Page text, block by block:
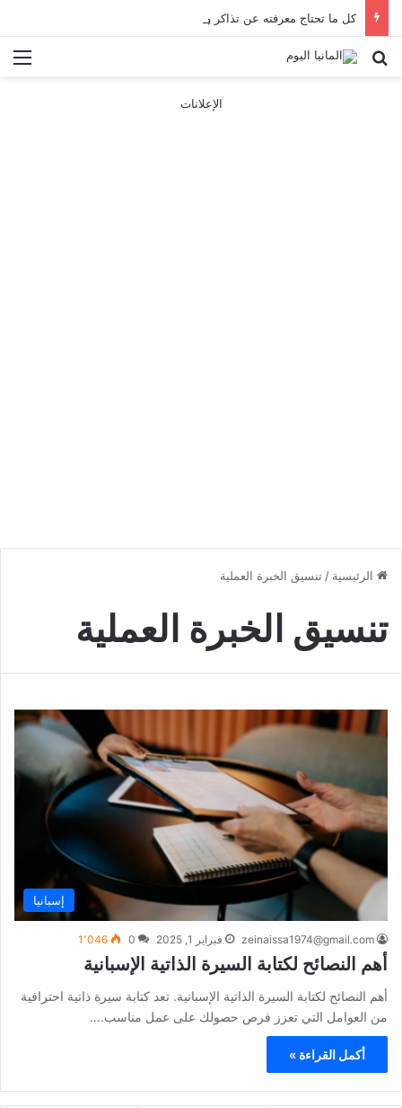
كل ما تحتاج معرفته عن تذاكر ووسائل النقل في باريس 2025
بحث عن
الإعلانات
الرئيسية / تنسيق الخبرة العملية
تنسيق الخبرة العملية
إسبانيا
zeinaissa1974@gmail.com فبراير 1, 2025 0 1٬046
أهم النصائح لكتابة السيرة الذاتية الإسبانية
أهم النصائح لكتابة السيرة الذاتية الإسبانية. تعد كتابة سيرة ذاتية احترافية
من العوامل التي تعزز فرص حصولك على عمل مناسب.…
أكمل القراءة »